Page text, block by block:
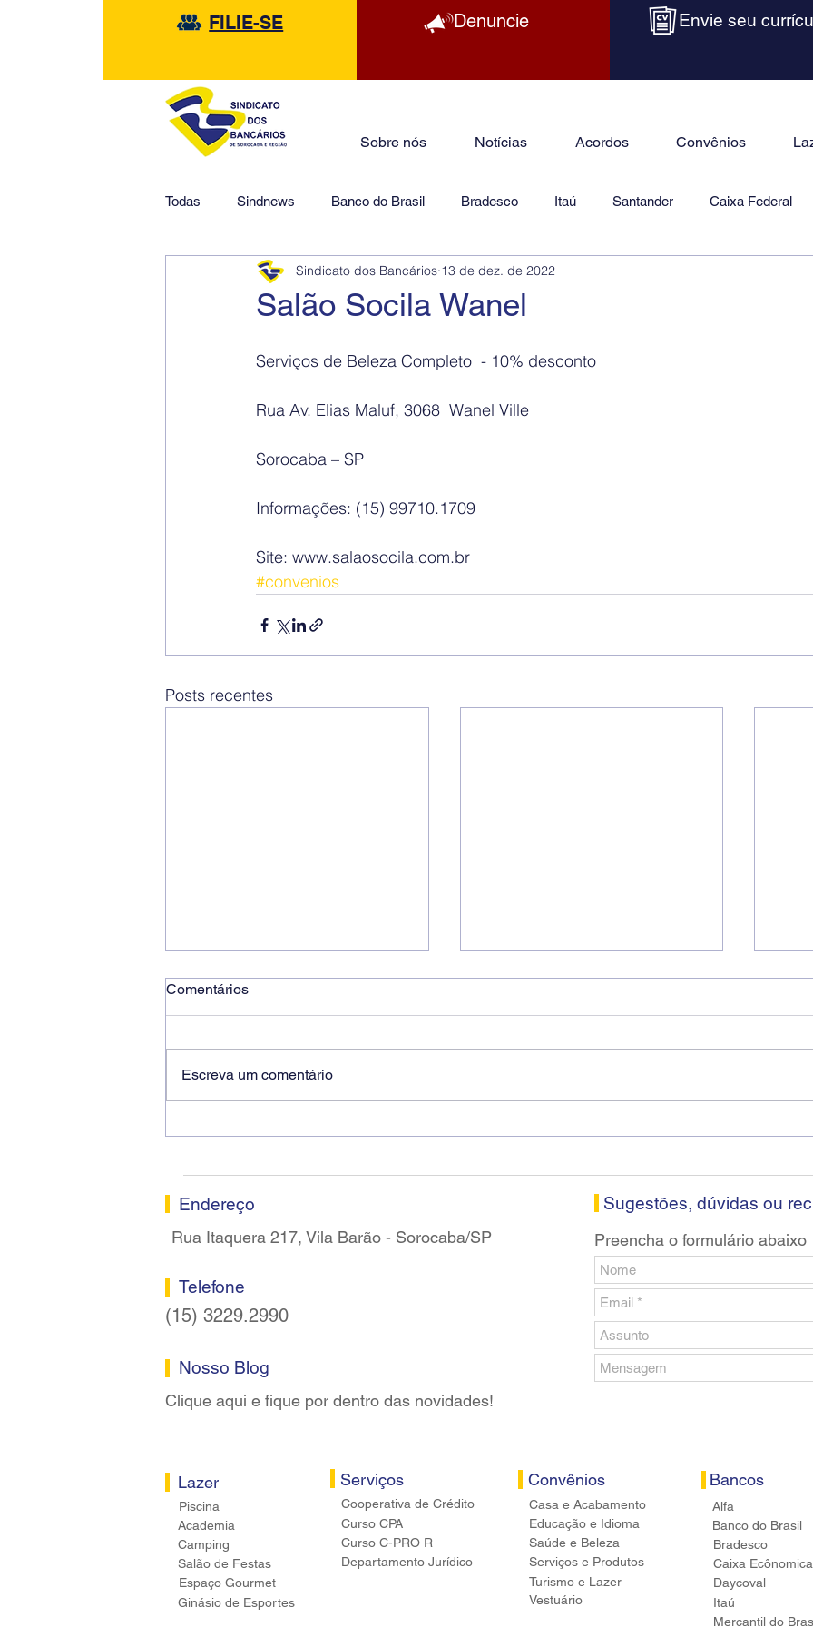
FILIE-SE Denuncie Envie seu
Sobre nós Notícias Acordos Convênios
Todas Sindnews Banco do Brasil Bradesco Itaú Santander Caixa Federal
HSBC Financeiras Jurídico
Salão Socila Wanel
Sindicato dos Bancários 13 de dez. de 2022
Serviços de Beleza Completo  - 10% desconto
Rua Av. Elias Maluf, 3068  Wanel Ville
Sorocaba – SP
Informações: (15) 99710.1709
Site: www.salaosocila.com.br
#convenios
Posts recentes
Comentários
Escreva um comentário
Endereço
Rua Itaquera 217, Vila Barão - Sorocaba/SP
Telefone
(15) 3229.2990
Nosso Blog
Clique aqui e fique por dentro das novidades!
Lazer
Piscina
Academia
Camping
Salão de Festas
Espaço Gourmet
Ginásio de Esportes
Serviços
Cooperativa de Crédito
Curso CPA
Curso C-PRO R
Departamento Jurídico
Sugestões, dúvidas ou
Preencha o formulário abaixo
Convênios
Casa e Acabamento
Educação e Idioma
Saúde e Beleza
Serviços e Produtos
Turismo e Lazer
Vestuário
Bancos
Alfa
Banco do Brasil
Bradesco
Caixa
Daycoval
Itaú
Mercantil do